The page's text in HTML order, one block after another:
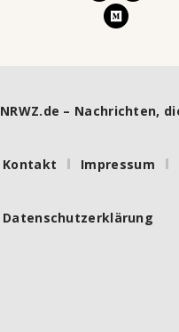
NRWZ.de – Nachrichten,
Kontakt Impressum
Datenschutzerklärung